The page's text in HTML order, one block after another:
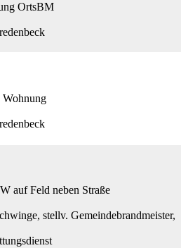
OrtsBM
Wohnung
auf Feld neben Straße
stellv. Gemeindebrandmeister,